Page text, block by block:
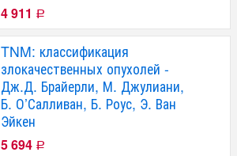
4 911 Р
TNM: классификация
злокачественных опухолей -
Дж.Д. Брайерли, М. Джулиани,
Б. О’Салливан, Б. Роус, Э. Ван
Эйкен
5 694 Р